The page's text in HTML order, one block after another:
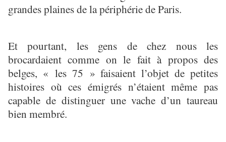
grandes plaines de la périphérie de Paris.
Et pourtant, les gens de chez nous les
brocardaient comme on le fait à propos des
belges, « les 75 » faisaient l’objet de petites
histoires où ces émigrés n’étaient même pas
capable de distinguer une vache d’un taureau
bien membré.